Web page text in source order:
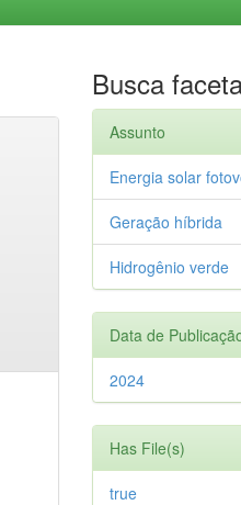
Busca
Assunto
Energia solar
Geração híbrida
Hidrogênio verde
Data de
2024
Has File(s)
true